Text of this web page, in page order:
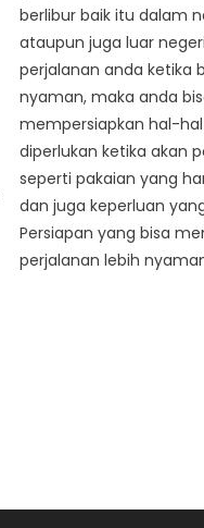
berlibur baik itu dalam
ataupun juga luar
perjalanan anda ketika
nyaman, maka anda
mempersiapkan hal-
diperlukan ketika akan
seperti pakaian yang
dan juga keperluan
Persiapan yang bisa
perjalanan lebih